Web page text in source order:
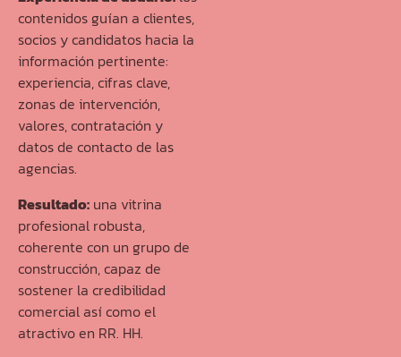
contenidos guían a clientes,
socios y candidatos hacia la
información pertinente:
experiencia, cifras clave,
zonas de intervención,
valores, contratación y
datos de contacto de las
agencias.
Resultado: una vitrina
profesional robusta,
coherente con un grupo de
construcción, capaz de
sostener la credibilidad
comercial así como el
atractivo en RR. HH.